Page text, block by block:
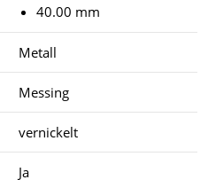
40.00 mm
Metall
Messing
vernickelt
Ja